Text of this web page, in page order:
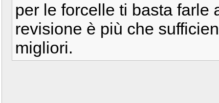
per le forcelle ti basta farle
revisione è più che
migliori.